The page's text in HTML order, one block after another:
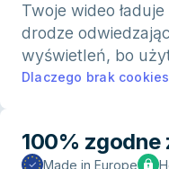
Twoje wideo
drodze
wyświetleń, bo
Dlaczego brak
100% zgodne
Made in Europe